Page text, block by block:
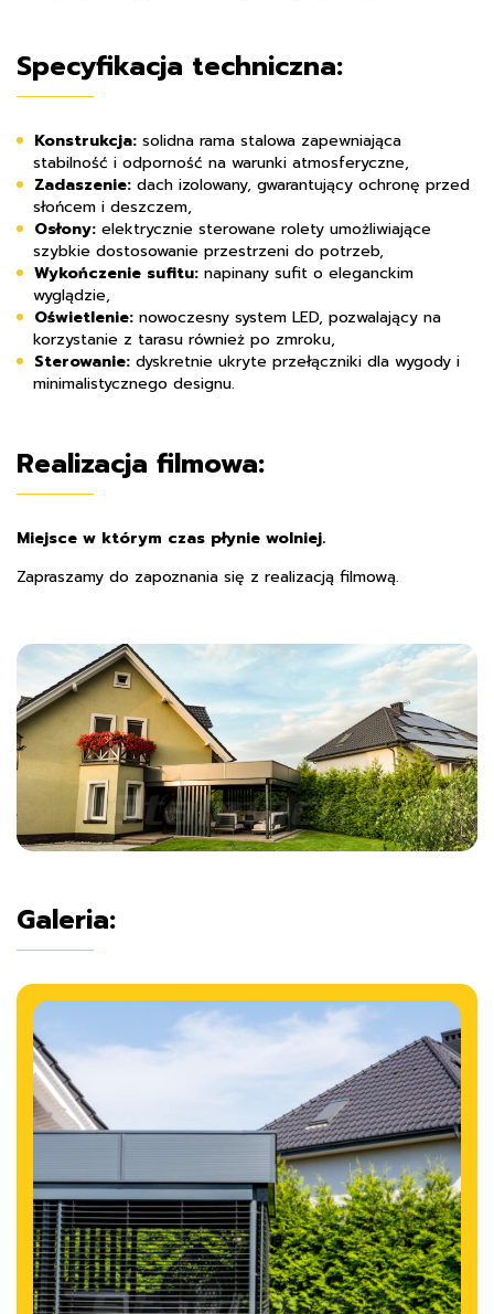
Specyfikacja techniczna:
Konstrukcja: solidna rama stalowa zapewniająca
stabilność i odporność na warunki atmosferyczne,
Zadaszenie: dach izolowany, gwarantujący ochronę przed
słońcem i deszczem,
Osłony: elektrycznie sterowane rolety umożliwiające
szybkie dostosowanie przestrzeni do potrzeb,
Wykończenie sufitu: napinany sufit o eleganckim
wyglądzie,
Oświetlenie: nowoczesny system LED, pozwalający na
korzystanie z tarasu również po zmroku,
Sterowanie: dyskretnie ukryte przełączniki dla wygody i
minimalistycznego designu.
Realizacja filmowa:
Miejsce w którym czas płynie wolniej.
Zapraszamy do zapoznania się z realizacją filmową.
Galeria: